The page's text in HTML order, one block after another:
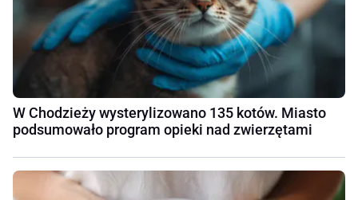
W Chodzieży wysterylizowano 135 kotów. Miasto
podsumowało program opieki nad zwierzętami